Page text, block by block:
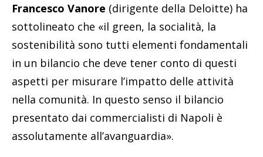
Francesco Vanore (dirigente della Deloitte) ha
sottolineato che «il green, la socialità, la
sostenibilità sono tutti elementi fondamentali
in un bilancio che deve tener conto di questi
aspetti per misurare l’impatto delle attività
nella comunità. In questo senso il bilancio
presentato dai commercialisti di Napoli è
assolutamente all’avanguardia».